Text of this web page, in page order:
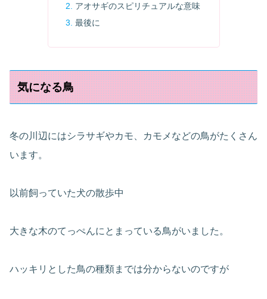
アオサギのスピリチュアルな意味
最後に
気になる鳥
冬の川辺にはシラサギやカモ、カモメなどの鳥がたくさん
います。
以前飼っていた犬の散歩中
大きな木のてっぺんにとまっている鳥がいました。
ハッキリとした鳥の種類までは分からないのですが